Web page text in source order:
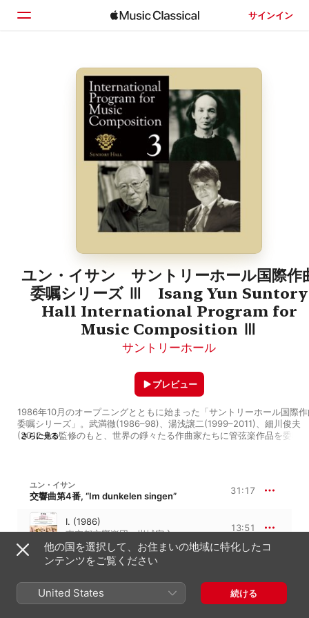
サインイン
ホーム
見つける
ユン・イサン サントリーホール国際作
委嘱シリーズ Ⅲ Isang Yun Suntory
Hall International Program for
Music Composition Ⅲ
サントリーホール
1986年10月のオープニングとともに始まった「サントリーホール国際
委嘱シリーズ」。武満徹(1986–98)、湯浅譲二(1999–2011)、細川俊夫
(2012–)の監修のもと、世界の錚々たる作曲家たちに管弦楽作品を委嘱
ツに帰化）の「交響曲第4番《暗黒の中で歌う》」を世界初演したシリ
第3回(1986年11月13日)です。
澹たる未来に直面している様を示し」、第2楽章を「暗黒の中でも希望
わず、かすかな光をたよって『心は苦しくても悲しくても、希望を捨て
に歌い続けよう』という意味を曲に織り込ん」だと綴っています。（プ
グラム・ノートより）
公演では「交響曲第4番」とともに、ユンが「人間性に戻る」という意
トスワフスキ《葬送の音楽》と、「最も重要な前衛の一人」（ユン）で
るツェンダーの《時の潮流》があわせて演奏されました。
さらに見る
プレビュー
ユン・イサン
交響曲第4番, “Im dunkelen singen” 31:17
I. (1986)
東京都交響楽団、岩城宏之
13:51
II. (1986)
ヴィトルト・ルトスワフスキ
他の国を選択して、お住まいの地域に特化したコ
ンテンツをご覧ください
United States 続ける